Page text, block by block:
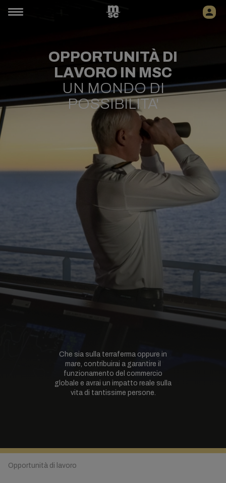
OPPORTUNITÀ DI
LAVORO IN MSC
UN MONDO DI
POSSIBILITA'
Che sia sulla terraferma oppure in
mare, contribuirai a garantire il
funzionamento del commercio
globale e avrai un impatto reale sulla
vita di tantissime persone.
Opportunità di lavoro